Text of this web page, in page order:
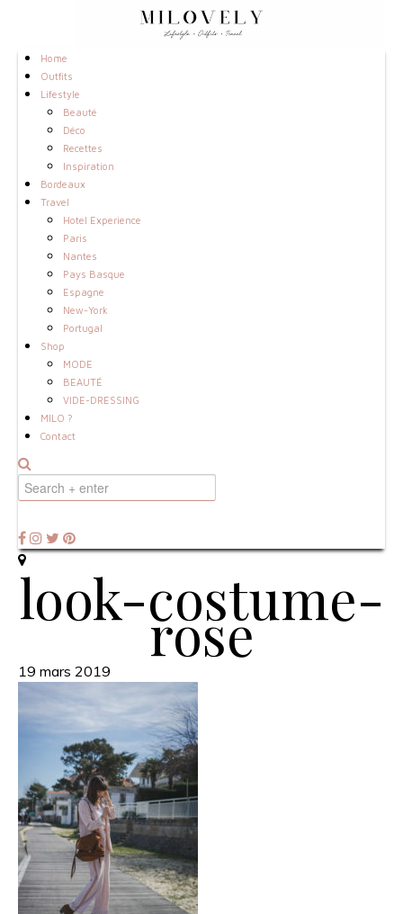
Home
Outfits
Lifestyle
Beauté
Déco
Recettes
Inspiration
Bordeaux
Travel
Hotel Experience
Paris
Nantes
Pays Basque
Espagne
New-York
Portugal
Shop
MODE
BEAUTÉ
VIDE-DRESSING
MILO ?
Contact
look-costume-
rose
19 mars 2019